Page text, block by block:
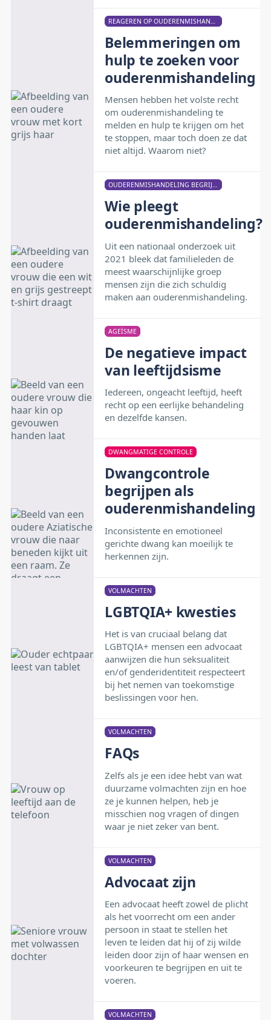
REAGEREN OP OUDERENMISHANDELING
Belemmeringen om
hulp te zoeken voor
ouderenmishandeling
Mensen hebben het volste recht
om ouderenmishandeling te
melden en hulp te krijgen om het
te stoppen, maar toch doen ze dat
niet altijd. Waarom niet?
OUDERENMISHANDELING BEGRIJPEN
Wie pleegt
ouderenmishandeling?
Uit een nationaal onderzoek uit
2021 bleek dat familieleden de
meest waarschijnlijke groep
mensen zijn die zich schuldig
maken aan ouderenmishandeling.
AGEÏSME
De negatieve impact
van leeftijdsisme
Iedereen, ongeacht leeftijd, heeft
recht op een eerlijke behandeling
en dezelfde kansen.
DWANGMATIGE CONTROLE
Dwangcontrole
begrijpen als
ouderenmishandeling
Inconsistente en emotioneel
gerichte dwang kan moeilijk te
herkennen zijn.
VOLMACHTEN
LGBTQIA+ kwesties
Het is van cruciaal belang dat
LGBTQIA+ mensen een advocaat
aanwijzen die hun seksualiteit
en/of genderidentiteit respecteert
bij het nemen van toekomstige
beslissingen voor hen.
VOLMACHTEN
FAQs
Zelfs als je een idee hebt van wat
duurzame volmachten zijn en hoe
ze je kunnen helpen, heb je
misschien nog vragen of dingen
waar je niet zeker van bent.
VOLMACHTEN
Advocaat zijn
Een advocaat heeft zowel de plicht
als het voorrecht om een ander
persoon in staat te stellen het
leven te leiden dat hij of zij wilde
leiden door zijn of haar wensen en
voorkeuren te begrijpen en uit te
voeren.
VOLMACHTEN